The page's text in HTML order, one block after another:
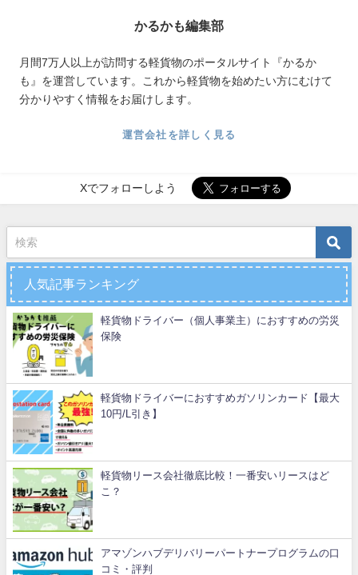
かるかも編集部
月間7万人以上が訪問する軽貨物のポータルサイト『かるか
も』を運営しています。これから軽貨物を始めたい方にむけて
分かりやすく情報をお届けします。
運営会社を詳しく見る
Xでフォローしよう
人気記事ランキング
軽貨物ドライバー（個人事業主）におすすめの労災
保険
軽貨物ドライバーにおすすめガソリンカード【最大
10円/L引き】
軽貨物リース会社徹底比較！一番安いリースはど
こ？
アマゾンハブデリバリーパートナープログラムの口
コミ・評判